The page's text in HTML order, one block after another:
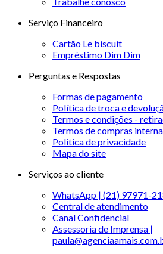
Serviço Financeiro
Cartão Le biscuit
Empréstimo Dim Dim
Perguntas e Respostas
Formas de pagamento
Política de troca e
Termos e condições -
Termos de compras
Politica de privacidade
Mapa do site
Serviços ao cliente
WhatsApp | (21) 97971-
Central de atendimento
Canal Confidencial
Assessoria de Imprensa |